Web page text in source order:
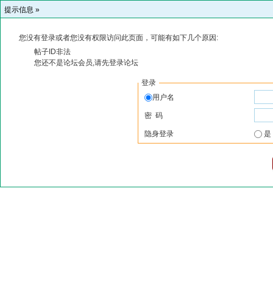
提示信息 »
您没有登录或者您没有权限访问此页面，可能有如下几个原因:
帖子ID非法
您还不是论坛会员,请先登录论坛
登录
用户名
密 码
隐身登录